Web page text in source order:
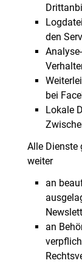
den
bei
Lokale
Alle Dienste
weiter
an
an